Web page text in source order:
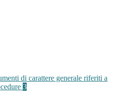
di carattere generale riferiti a
3